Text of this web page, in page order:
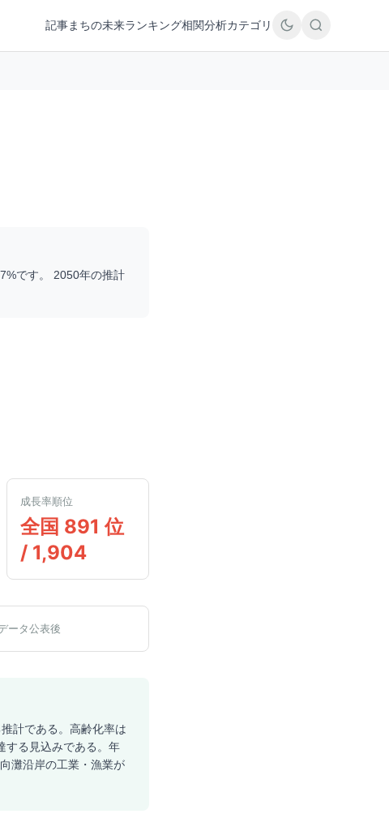
記事まちの未来ランキング相関分析カテゴリ
%です。 2050年の推計
成長率順位
全国 891 位
/ 1,904
ータ公表後
計である。高齢化率は
する見込みである。年
灘沿岸の工業・漁業が